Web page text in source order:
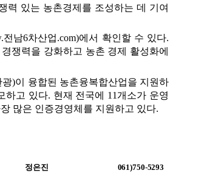
력 있는 농촌경제를 조성하는 데 기여
전남6차산업.com)에서 확인할 수 있다
쟁력을 강화하고 농촌 경제 활성화에
광)이 융합된 농촌융복합산업을 지원하
하고 있다. 현재 전국에 11개소가 운영
많은 인증경영체를 지원하고 있다.
정은진 061)750-5293